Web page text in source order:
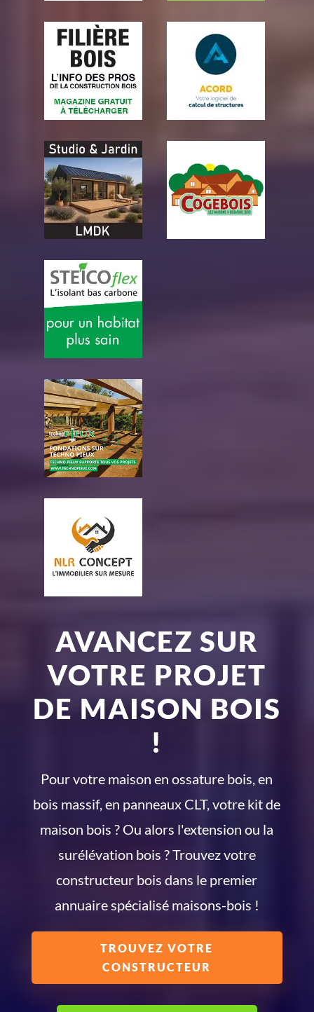
AVANCEZ SUR
VOTRE PROJET
DE MAISON BOIS
!
Pour votre maison en ossature bois, en
bois massif, en panneaux CLT, votre kit de
maison bois ? Ou alors l'extension ou la
surélévation bois ? Trouvez votre
constructeur bois dans le premier
annuaire spécialisé maisons-bois !
TROUVEZ VOTRE
CONSTRUCTEUR